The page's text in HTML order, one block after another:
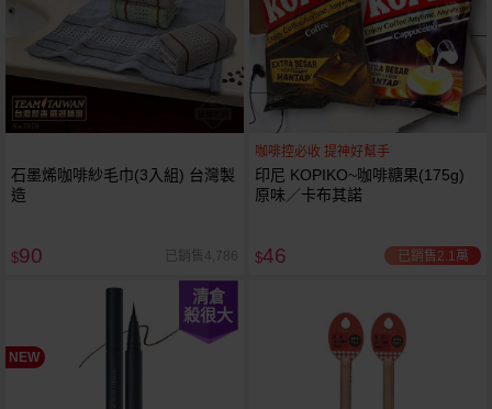
石墨烯咖啡紗毛巾(3入組) 台灣製
造
$90 已銷售4,786
咖啡控必收 提神好幫手
印尼 KOPIKO~咖啡糖果(175g)
原味／卡布其諾
$46 已銷售2.1萬
NEW
清倉
殺很大